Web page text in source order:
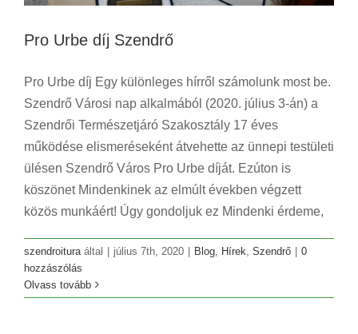
Pro Urbe díj Szendrő
Pro Urbe díj Egy különleges hírről számolunk most be.
Szendrő Városi nap alkalmából (2020. július 3-án) a
Szendrői Természetjáró Szakosztály 17 éves
működése elismeréseként átvehette az ünnepi testületi
ülésen Szendrő Város Pro Urbe díját. Ezúton is
köszönet Mindenkinek az elmúlt években végzett
közös munkáért! Úgy gondoljuk ez Mindenki érdeme,
szendroitura által július 7th, 2020 Blog Hírek Szendrő
0
hozzászólás
Olvass tovább
Éjszakai túra 2020